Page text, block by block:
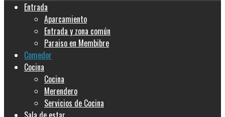
Entrada
Aparcamiento
Entrada y zona común
Paraiso en Membibre
Comedor
Cocina
Cocina
Merendero
Servicios de Cocina